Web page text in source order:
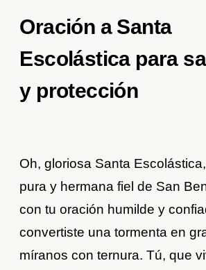
Oración a Santa
Escolástica para
y protección
Oh, gloriosa Santa
pura y hermana fiel de San
con tu oración humilde y
convertiste una tormenta en
míranos con ternura. Tú, que